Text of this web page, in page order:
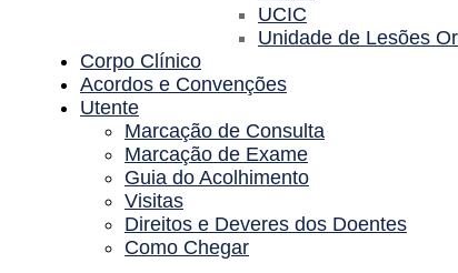
UCIC
Unidade de Lesões
Corpo Clínico
Acordos e Convenções
Utente
Marcação de Consulta
Marcação de Exame
Guia do Acolhimento
Visitas
Direitos e Deveres dos Doentes
Como Chegar